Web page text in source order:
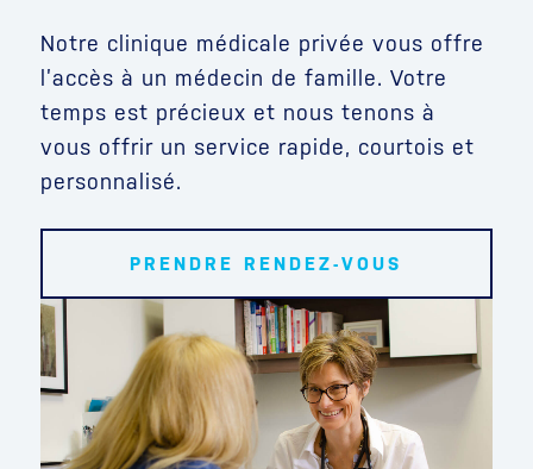
Notre clinique médicale privée vous offre
l’accès à un médecin de famille. Votre
temps est précieux et nous tenons à
vous offrir un service rapide, courtois et
personnalisé.
PRENDRE RENDEZ-VOUS